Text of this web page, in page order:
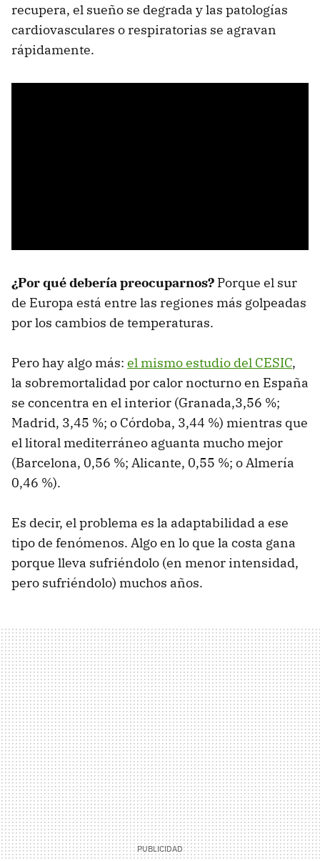
recupera, el sueño se degrada y las patologías
cardiovasculares o respiratorias se agravan
rápidamente.
¿Por qué debería preocuparnos? Porque el sur
de Europa está entre las regiones más golpeadas
por los cambios de temperaturas.
Pero hay algo más: el mismo estudio del CESIC,
la sobremortalidad por calor nocturno en España
se concentra en el interior (Granada,3,56 %;
Madrid, 3,45 %; o Córdoba, 3,44 %) mientras que
el litoral mediterráneo aguanta mucho mejor
(Barcelona, 0,56 %; Alicante, 0,55 %; o Almería
0,46 %).
Es decir, el problema es la adaptabilidad a ese
tipo de fenómenos. Algo en lo que la costa gana
porque lleva sufriéndolo (en menor intensidad,
pero sufriéndolo) muchos años.